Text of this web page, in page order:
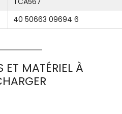
40 50663 09694 6
ET MATÉRIEL À